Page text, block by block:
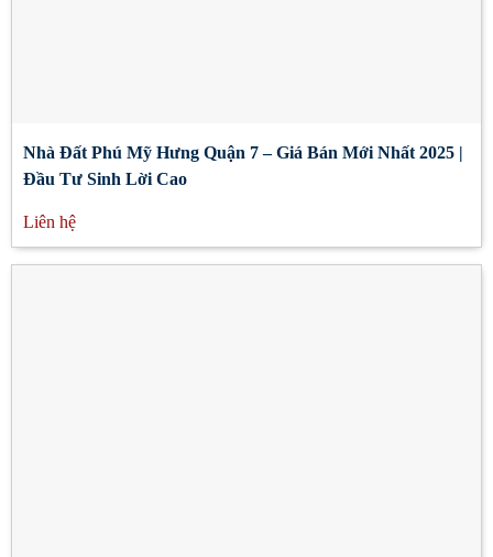
Nhà Đất Phú Mỹ Hưng Quận 7 – Giá Bán Mới Nhất 2025 |
Đầu Tư Sinh Lời Cao
Liên hệ